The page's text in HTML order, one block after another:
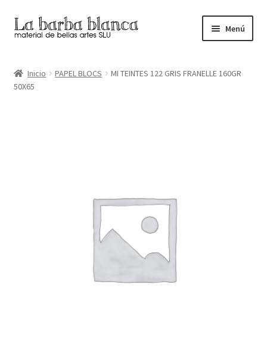
Ir
a
navegación
Ir
al
Menú
Carrito
Inicio PAPEL BLOCS
MI TEINTES 122 GRIS FRANELLE 160GR
50X65